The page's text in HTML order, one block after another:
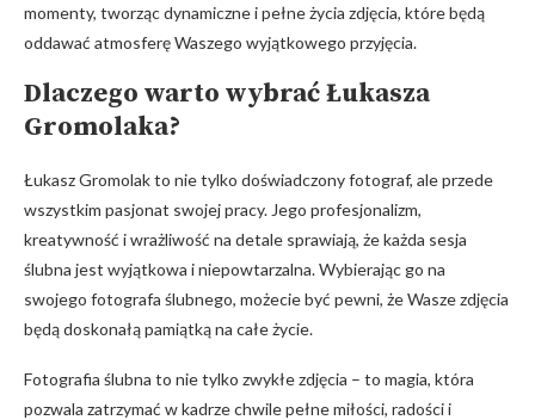
momenty, tworząc dynamiczne i pełne życia zdjęcia, które będą
oddawać atmosferę Waszego wyjątkowego przyjęcia.
Dlaczego warto wybrać Łukasza
Gromolaka?
Łukasz Gromolak to nie tylko doświadczony fotograf, ale przede
wszystkim pasjonat swojej pracy. Jego profesjonalizm,
kreatywność i wrażliwość na detale sprawiają, że każda sesja
ślubna jest wyjątkowa i niepowtarzalna. Wybierając go na
swojego fotografa ślubnego, możecie być pewni, że Wasze zdjęcia
będą doskonałą pamiątką na całe życie.
Fotografia ślubna to nie tylko zwykłe zdjęcia – to magia, która
pozwala zatrzymać w kadrze chwile pełne miłości, radości i